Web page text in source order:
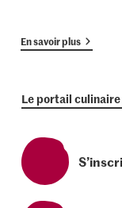
En savoir plus
Le portail